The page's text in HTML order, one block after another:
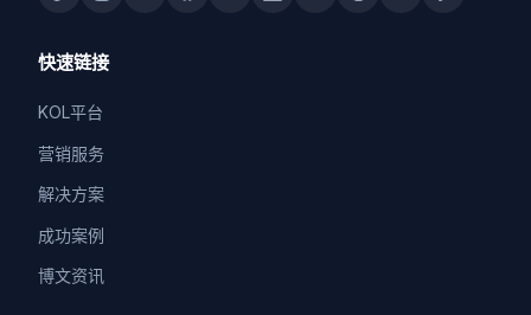
快速链接
KOL平台
营销服务
解决方案
成功案例
博文资讯